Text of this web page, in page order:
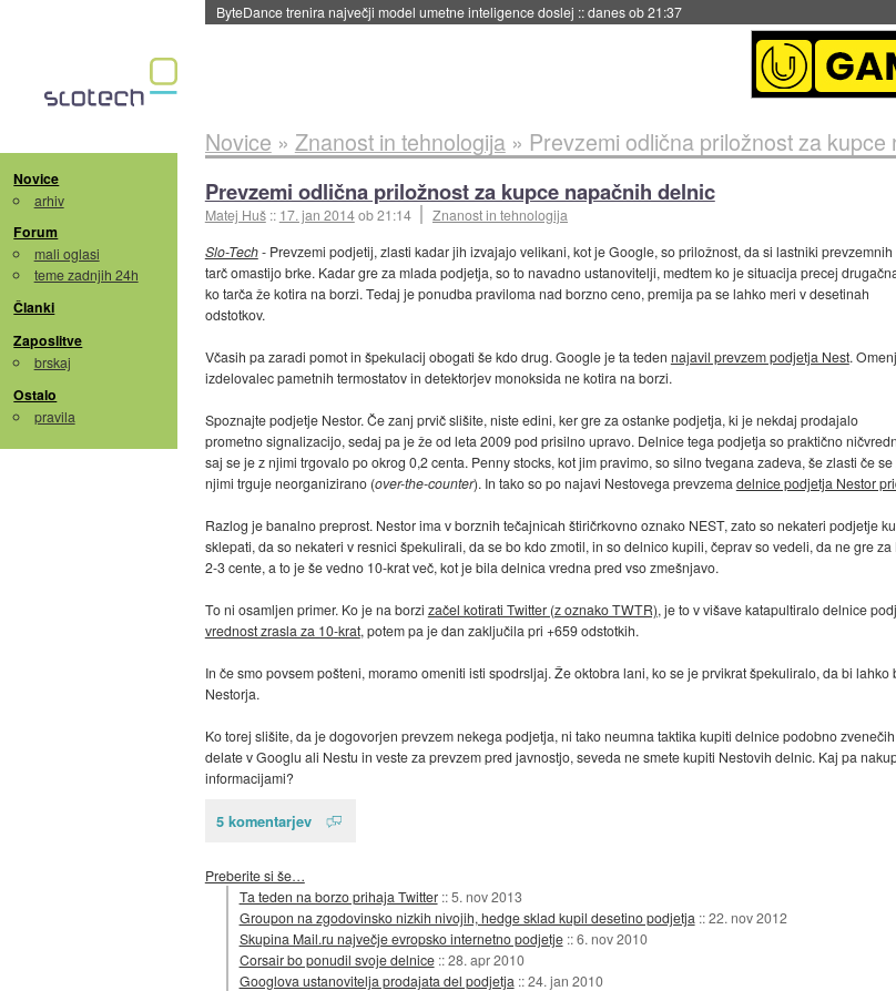
ByteDance trenira največji model umetne inteligence doslej ::danes ob 21:37
Novice
arhiv
Forum
mali oglasi
teme zadnjih 24h
Članki
Zaposlitve
brskaj
Ostalo
pravila
Novice » Znanost in tehnologija» Prevzemi odlična priložnost za kupce
Prevzemi odlična priložnost za kupce napačnih delnic
Matej Huš :: 17. jan 2014ob 21:14
Znanost in tehnologija
Slo-Tech- Prevzemi podjetij, zlasti kadar jih izvajajo velikani, kot je Google, so priložnost, da si lastniki prevzemnih
tarč omastijo brke. Kadar gre za mlada podjetja, so to navadno ustanovitelji, medtem ko je situacija precej
ko tarča že kotira na borzi. Tedaj je ponudba praviloma nad borzno ceno, premija pa se lahko meri v desetinah
odstotkov.
Včasih pa zaradi pomot in špekulacij obogati še kdo drug. Google je ta teden najavil prevzem podjetja Nest.
izdelovalec pametnih termostatov in detektorjev monoksida ne kotira na borzi.
Spoznajte podjetje Nestor. Če zanj prvič slišite, niste edini, ker gre za ostanke podjetja, ki je nekdaj prodajalo
prometno signalizacijo, sedaj pa je že od leta 2009 pod prisilno upravo. Delnice tega podjetja so praktično
saj se je z njimi trgovalo po okrog 0,2 centa. Penny stocks, kot jim pravimo, so silno tvegana zadeva, še zlasti če se
njimi trguje neorganizirano (over-the-counter). In tako so po najavi Nestovega prevzema delnice podjetja Nestor
Razlog je banalno preprost. Nestor ima v borznih tečajnicah štiričrkovno oznako NEST, zato so nekateri podjetje
sklepati, da so nekateri v resnici špekulirali, da se bo kdo zmotil, in so delnico kupili, čeprav so vedeli, da ne gre
2-3 cente, a to je še vedno 10-krat več, kot je bila delnica vredna pred vso zmešnjavo.
To ni osamljen primer. Ko je na borzi začel kotirati Twitter (z oznako TWTR), je to v višave katapultiralo delnice
vrednost zrasla za 10-krat, potem pa je dan zaključila pri +659 odstotkih.
In če smo povsem pošteni, moramo omeniti isti spodrsljaj. Že oktobra lani, ko se je prvikrat špekuliralo, da bi
Nestorja.
Ko torej slišite, da je dogovorjen prevzem nekega podjetja, ni tako neumna taktika kupiti delnice podobno
delate v Googlu ali Nestu in veste za prevzem pred javnostjo, seveda ne smete kupiti Nestovih delnic. Kaj pa
informacijami?
5 komentarjev
Preberite si še…
Ta teden na borzo prihaja Twitter ::5. nov 2013
Groupon na zgodovinsko nizkih nivojih, hedge sklad kupil desetino podjetja ::22. nov 2012
Skupina Mail.ru največje evropsko internetno podjetje ::6. nov 2010
Corsair bo ponudil svoje delnice ::28. apr 2010
Googlova ustanovitelja prodajata del podjetja ::24. jan 2010